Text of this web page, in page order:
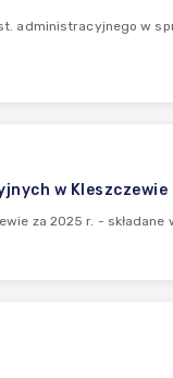
administracyjnego
w
za 2025 r. - składane